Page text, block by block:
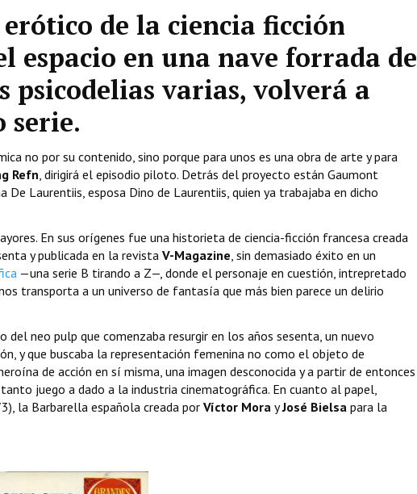
de la ciencia ficción
espacio en una nave forrada de
psicodelias varias, volverá a
serie.
no por su contenido, sino porque para unos es una obra de arte y para
Refn, dirigirá el episodio piloto. Detrás del proyecto están Gaumont
Laurentiis, esposa Dino de Laurentiis, quien ya trabajaba en dicho
En sus orígenes fue una historieta de ciencia-ficción francesa creada
y publicada en la revistaV-Magazine, sin demasiado éxito en un
—una serie B tirando a Z—, donde el personaje en cuestión, intrepretado
transporta a un universo de fantasía que más bien parece un delirio
neo pulp que comenzaba resurgir en los años sesenta, un nuevo
y que buscaba la representación femenina no como el objeto de
de acción en sí misma, una imagen desconocida y a partir de entonces
juego a dado a la industria cinematográfica. En cuanto al papel,
la Barbarella española creada por Víctor Mora yJosé Bielsa para la